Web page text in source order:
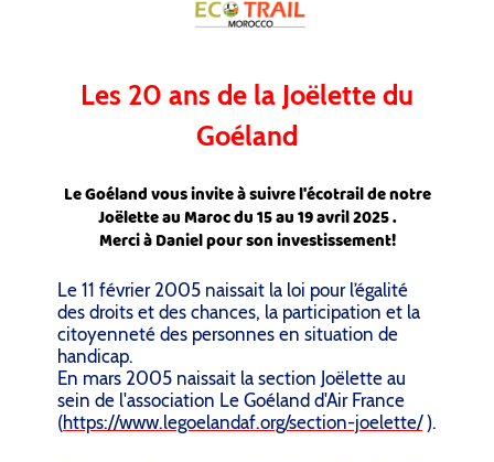
Les 20 ans de la Joëlette du
Goéland
Le Goéland vous invite à suivre l'écotrail de notre
Joëlette au Maroc du 15 au 19 avril 2025 .
Merci à Daniel pour son investissement!
Le 11 février 2005 naissait la loi pour l’égalité
des droits et des chances, la participation et la
citoyenneté des personnes en situation de
handicap.
En mars 2005 naissait la section Joëlette au
sein de l'association Le Goéland d'Air France
(https://www.legoelandaf.org/section-joelette/).